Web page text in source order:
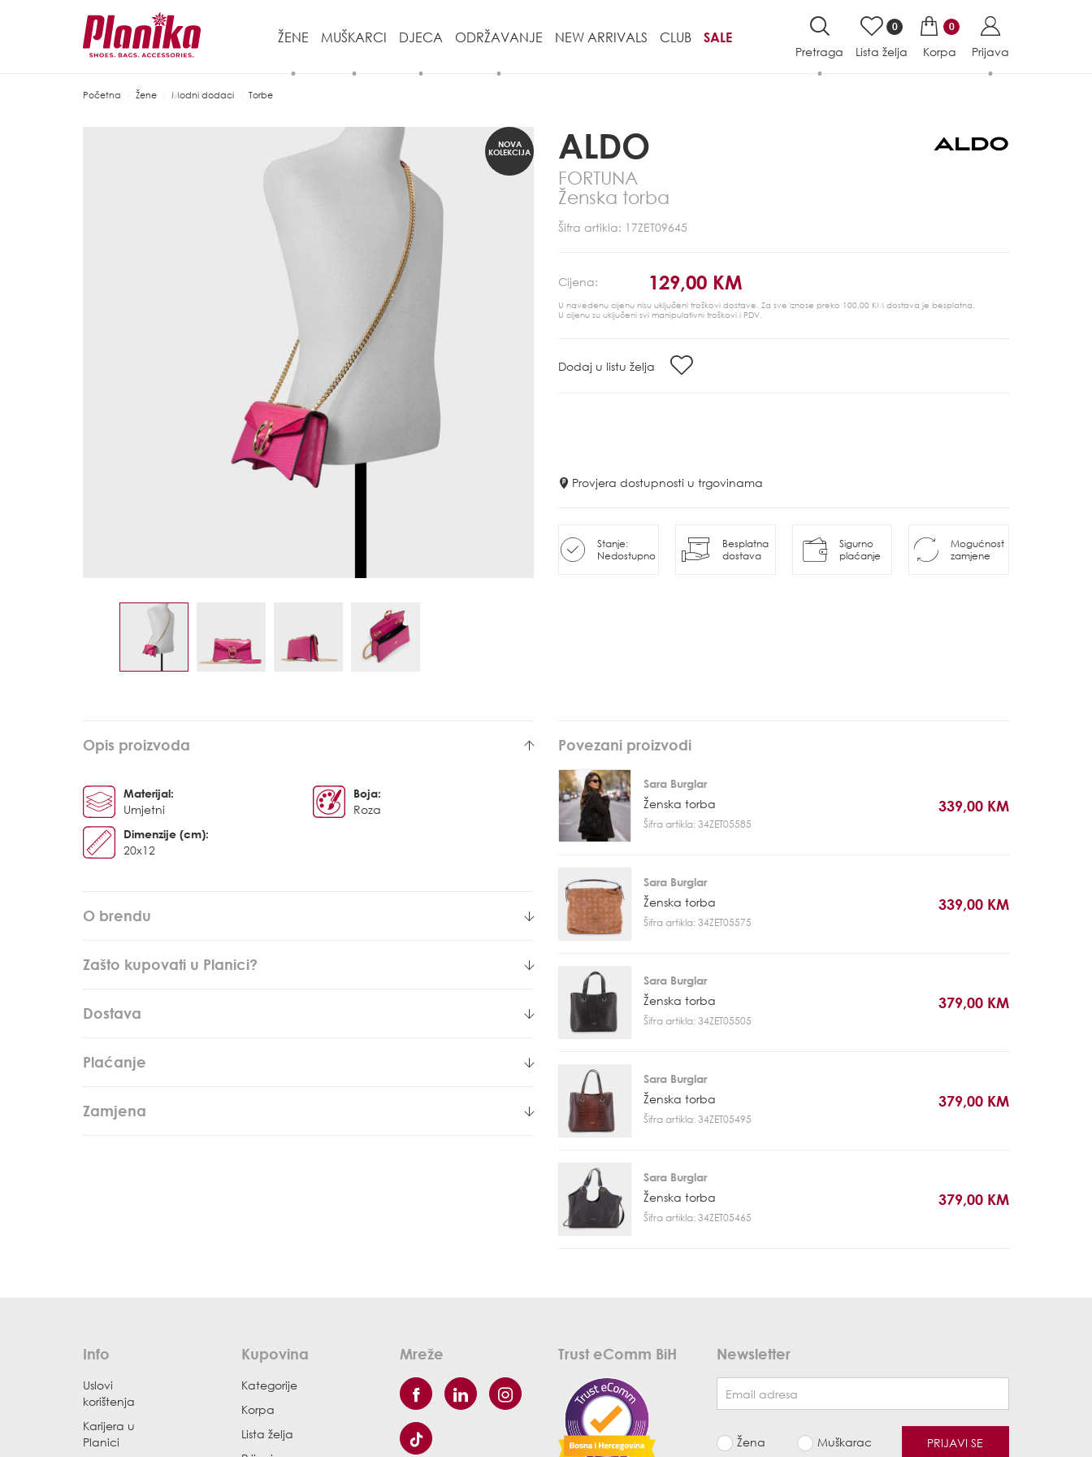
ŽENE MUŠKARCI DJECA ODRŽAVANJE NEW ARRIVALS CLUB SALE
Pretraga
0
Lista želja
0
Korpa Prijava
Početna Žene Modni dodaci Torbe
NOVA
KOLEKCIJA
ALDO
FORTUNA
Ženska torba
Šifra artikla: 17ZET09645
Cijena: 129,00 KM
U navedenu cijenu nisu uključeni troškovi dostave. Za sve iznose preko 100,00 KM dostava je besplatna.
U cijenu su uključeni svi manipulativni troškovi i PDV.
Dodaj u listu želja
Provjera dostupnosti u trgovinama
Stanje:
Nedostupno
Besplatna
dostava
Sigurno
plaćanje
Mogućnost
zamjene
Opis proizvoda
Materijal:
Umjetni
Boja:
Roza
Dimenzije (cm):
20x12
O brendu
Zašto kupovati u Planici?
Dostava
Plaćanje
Zamjena
Povezani proizvodi
Sara Burglar
Ženska torba
Šifra artikla: 34ZET05585
339,00 KM
Sara Burglar
Ženska torba
Šifra artikla: 34ZET05575
339,00 KM
Sara Burglar
Ženska torba
Šifra artikla: 34ZET05505
379,00 KM
Sara Burglar
Ženska torba
Šifra artikla: 34ZET05495
379,00 KM
Sara Burglar
Ženska torba
Šifra artikla: 34ZET05465
379,00 KM
Info
Uslovi
korištenja
Karijera u
Planici
Kupovina
Kategorije
Korpa
Lista želja
Mreže Trust eComm BiH Newsletter
Žena Muškarac PRIJAVI SE